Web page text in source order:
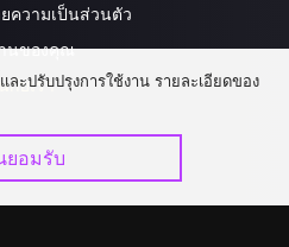
ความเป็นส่วนตัว
นของคุณ
กับเรา
ละปรับปรุงการใช้งาน รายละเอียดของ
ยอมรับ